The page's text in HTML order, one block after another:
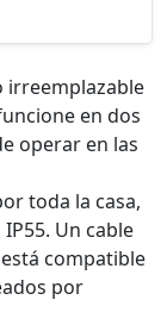
irreemplazable
en dos
operar en las
toda la casa,
Un cable
compatible
por